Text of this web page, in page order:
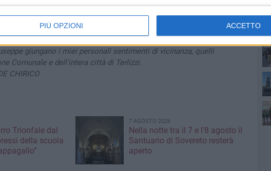
PIÙ OPZIONI ACCETTO
tante giornate attraverso le emittenti localiRadioFlorlevante e
, contribuendo a costruire relazioni e senso di comunità.
una persona perbene.
che, senza clamore, rendono migliore il luogo in cui vivono.
giungano i miei personali sentimenti di vicinanza, quelli
Comunale e dell'intera città di Terlizzi.
CHIRICO
Trionfale dal
della scuola
7 AGOSTO 2026
Nella notte tra il 7 e l'8 agosto il
Santuario di Sovereto resterà
aperto